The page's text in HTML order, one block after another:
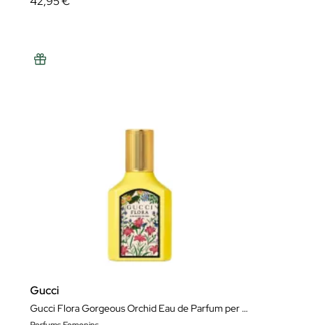
Gucci
Gucci Flora Gorgeous Orchid Eau de Parfum per Dona